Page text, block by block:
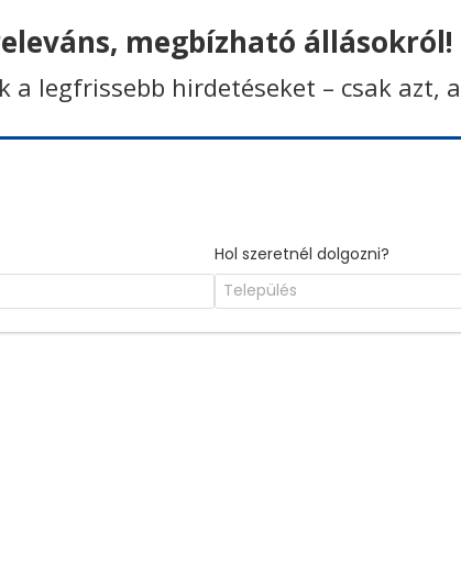
megbízható állásokról!
legfrissebb hirdetéseket – csak azt,